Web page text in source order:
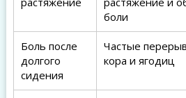
боли
Боль после
долгого
сидения
Частые
кора и ягодиц